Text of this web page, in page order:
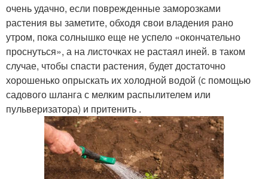
очень удачно, если поврежденные заморозками
растения вы заметите, обходя свои владения рано
утром, пока солнышко еще не успело «окончательно
проснуться», а на листочках не растаял иней. в таком
случае, чтобы спасти растения, будет достаточно
хорошенько опрыскать их холодной водой (с помощью
садового шланга с мелким распылителем или
пульверизатора) и притенить .